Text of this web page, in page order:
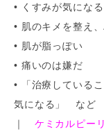
• くすみが気にな
• 肌のキメを整え
• 肌が脂っぽい
• 痛いのは嫌だ
• 「治療している
気になる」 など
｜ ケミカルピー